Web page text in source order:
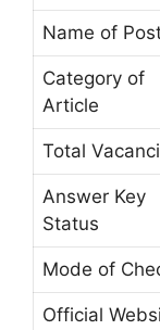
Name of
Category of
Article
Total
Answer Key
Status
Mode of
Official